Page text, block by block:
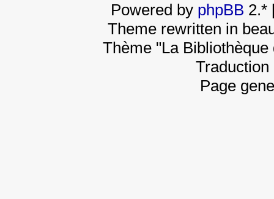
Powered by phpBB 2.*
Theme rewritten in
Thème "La
Page